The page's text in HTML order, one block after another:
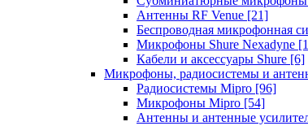
Антенны RF Venue [21]
Беспроводная микрофонная
Микрофоны Shure Nexadyne
Кабели и аксессуары Shure [6]
Микрофоны, радиосистемы и
Радиосистемы Mipro [96]
Микрофоны Mipro [54]
Антенны и антенные